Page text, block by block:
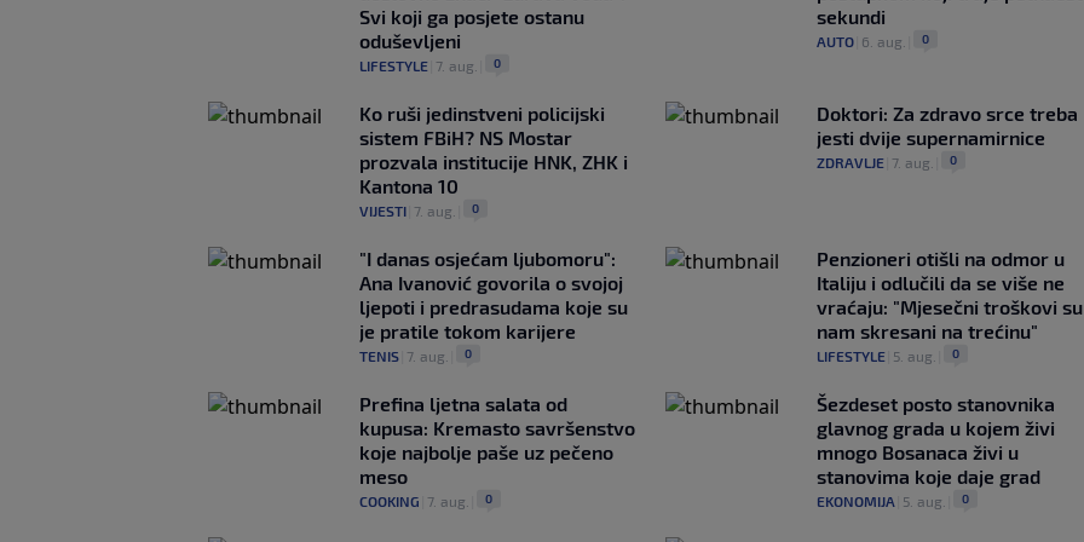
Svi koji ga posjete ostanu
oduševljeni
LIFESTYLE 7. aug. 0
sekundi
AUTO| 6. aug. 0
Ko ruši jedinstveni policijski
sistem FBiH? NS Mostar
prozvala institucije HNK, ZHK i
Kantona 10
VIJESTI 7. aug. 0
Doktori: Za zdravo srce treba
jesti dvije supernamirnice
ZDRAVLJE| 7. aug. 0
"I danas osjećam ljubomoru":
Ana Ivanović govorila o svojoj
ljepoti i predrasudama koje su
je pratile tokom karijere
TENIS 7. aug. 0
Penzioneri otišli na odmor u
Italiju i odlučili da se više ne
vraćaju: "Mjesečni troškovi su
nam skresani na trećinu"
LIFESTYLE| 5. aug. 0
Prefina ljetna salata od
kupusa: Kremasto savršenstvo
koje najbolje paše uz pečeno
meso
COOKING 7. aug. 0
Šezdeset posto stanovnika
glavnog grada u kojem živi
mnogo Bosanaca živi u
stanovima koje daje grad
EKONOMIJA 5. aug. 0